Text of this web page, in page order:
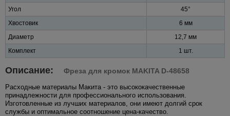
Угол
45°
Хвостовик
6 мм
Диаметр
12,7 мм
Комплект
1 шт.
Описание: Фреза для кромок MAKITA D-48658
Расходные материалы Макита - это высококачественные
принадлежности для профессионального использования.
Изготовленные из лучших материалов, они имеют долгий срок
службы и оптимальное соотношение цена-качество.